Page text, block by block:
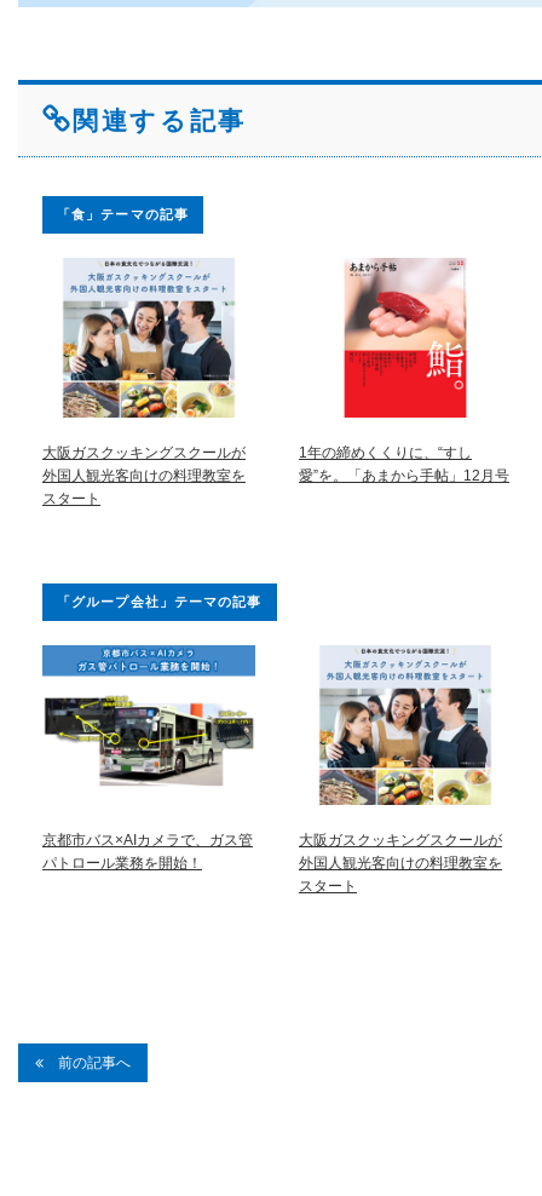
関連する記事
「食」テーマの記事
大阪ガスクッキングスクールが
外国人観光客向けの料理教室を
スタート
1年の締めくくりに、“すし
愛”を。「あまから手帖」12月号
「グループ会社」テーマの記事
京都市バス×AIカメラで、ガス管
パトロール業務を開始！
大阪ガスクッキングスクールが
外国人観光客向けの料理教室を
スタート
前の記事へ